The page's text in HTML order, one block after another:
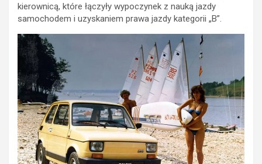
kierownicą, które łączyły wypoczynek z nauką jazdy
samochodem i uzyskaniem prawa jazdy kategorii „B”.